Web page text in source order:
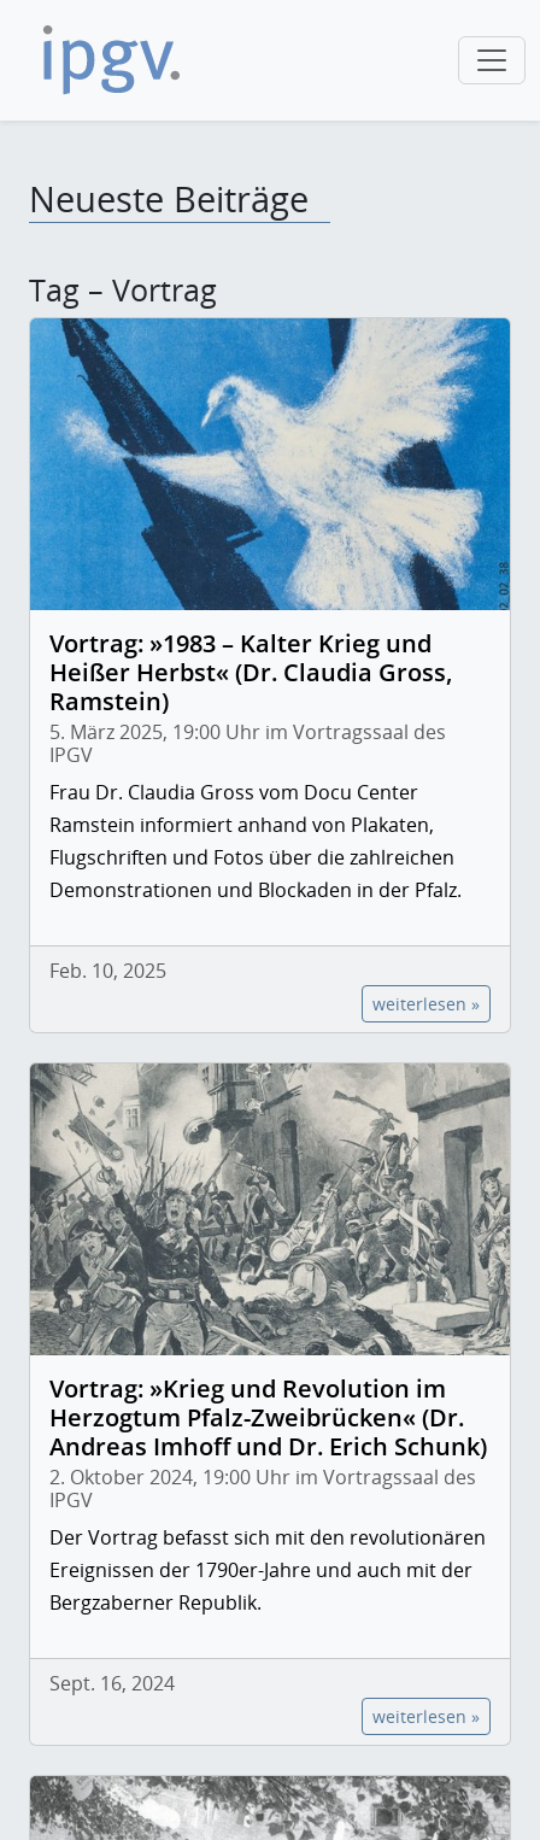
Neueste Beiträge
Tag – Vortrag
Vortrag: »1983 – Kalter Krieg und
Heißer Herbst« (Dr. Claudia Gross,
Ramstein)
5. März 2025, 19:00 Uhr im Vortragssaal des
IPGV
Frau Dr. Claudia Gross vom Docu Center
Ramstein informiert anhand von Plakaten,
Flugschriften und Fotos über die zahlreichen
Demonstrationen und Blockaden in der Pfalz.
Feb. 10, 2025
weiterlesen »
Vortrag: »Krieg und Revolution im
Herzogtum Pfalz-Zweibrücken« (Dr.
Andreas Imhoff und Dr. Erich Schunk)
2. Oktober 2024, 19:00 Uhr im Vortragssaal des
IPGV
Der Vortrag befasst sich mit den revolutionären
Ereignissen der 1790er-Jahre und auch mit der
Bergzaberner Republik.
Sept. 16, 2024
weiterlesen »